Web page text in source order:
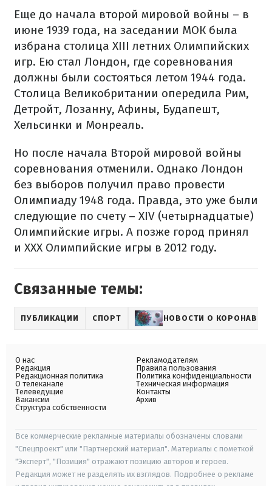
Еще до начала второй мировой войны – в
июне 1939 года, на заседании МОК была
избрана столица XIII летних Олимпийских
игр. Ею стал Лондон, где соревнования
должны были состояться летом 1944 года.
Столица Великобритании опередила Рим,
Детройт, Лозанну, Афины, Будапешт,
Хельсинки и Монреаль.
Но после начала Второй мировой войны
соревнования отменили. Однако Лондон
без выборов получил право провести
Олимпиаду 1948 года. Правда, это уже были
следующие по счету – XIV (четырнадцатые)
Олимпийские игры. А позже город принял
и XXX Олимпийские игры в 2012 году.
Связанные темы:
ПУБЛИКАЦИИ СПОРТ НОВОСТИ О
О нас
Редакция
Редакционная политика
О телеканале
Телеведущие
Вакансии
Структура собственности
Рекламодателям
Правила пользования
Политика конфиденциальности
Техническая информация
Контакты
Архив
Все коммерческие рекламные материалы обозначены словами
"Спецпроект" или "Партнерский материал". Материалы с пометкой
"Эксперт", "Позиция" отражают позицию авторов и героев.
Редакция может не разделять их взглядов. Подробнее о рекламе